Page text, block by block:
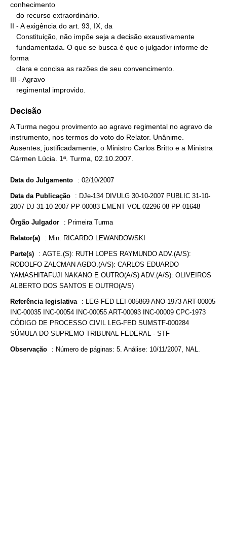
conhecimento
II - A exigência do art. 93, IX, da
forma
III - Agravo
   regimental improvido.
Decisão
A Turma negou provimento ao agravo regimental no agravo de
instrumento, nos termos do voto do Relator. Unânime.
Ausentes, justificadamente, o Ministro Carlos Britto e a Ministra
Cármen Lúcia. 1ª. Turma, 02.10.2007.
Data do Julgamento : 02/10/2007
Data da Publicação : DJe-134 DIVULG 30-10-2007 PUBLIC 31-10-
2007 DJ 31-10-2007 PP-00083 EMENT VOL-02296-08 PP-01648
Órgão Julgador : Primeira Turma
Relator(a) : Min. RICARDO LEWANDOWSKI
Parte(s) : AGTE.(S): RUTH LOPES RAYMUNDO ADV.(A/S):
RODOLFO ZALCMAN AGDO.(A/S): CARLOS EDUARDO
YAMASHITAFUJI NAKANO E OUTRO(A/S) ADV.(A/S): OLIVEIROS
ALBERTO DOS SANTOS E OUTRO(A/S)
Referência legislativa : LEG-FED LEI-005869 ANO-1973 ART-00005
INC-00035 INC-00054 INC-00055 ART-00093 INC-00009 CPC-1973
CÓDIGO DE PROCESSO CIVIL LEG-FED SUMSTF-000284
SÚMULA DO SUPREMO TRIBUNAL FEDERAL - STF
Observação : Número de páginas: 5. Análise: 10/11/2007, NAL.